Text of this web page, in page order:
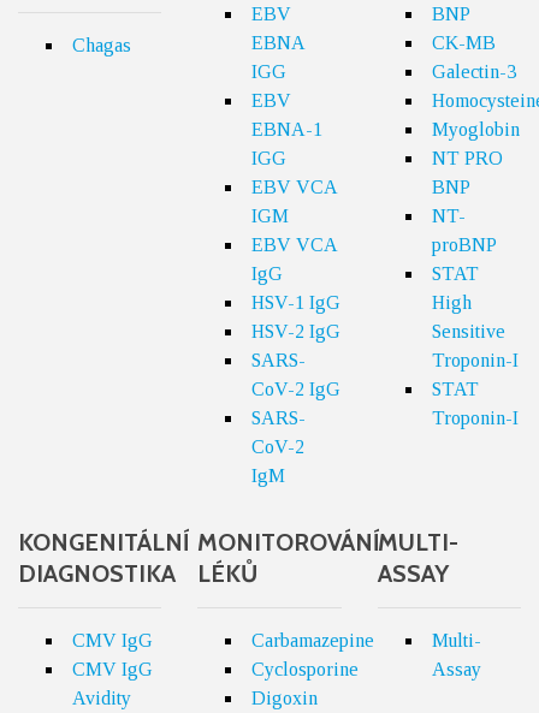
Chagas
EBV
EBNA
IGG
EBV
EBNA-1
IGG
EBV VCA
IGM
EBV VCA
IgG
HSV-1 IgG
HSV-2 IgG
SARS-
CoV-2 IgG
SARS-
CoV-2
IgM
BNP
CK-MB
Galectin-3
Myoglobin
NT PRO
BNP
NT-
proBNP
STAT
High
Sensitive
Troponin-I
STAT
Troponin-I
KONGENITÁLNÍ
DIAGNOSTIKA
CMV IgG
CMV IgG
Avidity
MONITOROVÁNÍ
LÉKŮ
Carbamazepine
Cyclosporine
Digoxin
MULTI-
ASSAY
Multi-
Assay